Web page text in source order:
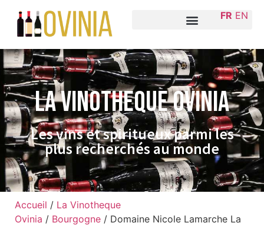
FR EN
La VINOTHEQUE Ovinia
Les vins et spiritueux parmi les
plus recherchés au monde
Accueil / La Vinotheque
Ovinia / Bourgogne / Domaine Nicole Lamarche La